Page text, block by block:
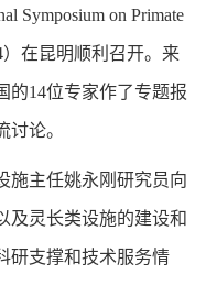
Symposium on Primate
）在昆明顺利召开。来
的14位专家作了专题报
论。
施主任姚永刚研究员向
及灵长类设施的建设和
研支撑和技术服务情